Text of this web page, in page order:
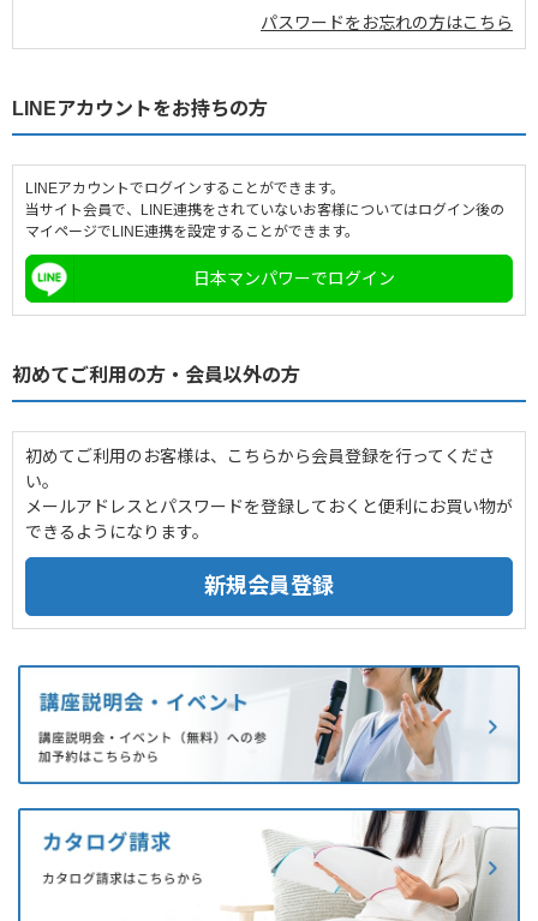
パスワードをお忘れの方はこちら
LINEアカウントをお持ちの方
LINEアカウントでログインすることができます。
当サイト会員で、LINE連携をされていないお客様についてはログイン後の
マイページでLINE連携を設定することができます。
日本マンパワーでログイン
初めてご利用の方・会員以外の方
初めてご利用のお客様は、こちらから会員登録を行ってくださ
い。
メールアドレスとパスワードを登録しておくと便利にお買い物が
できるようになります。